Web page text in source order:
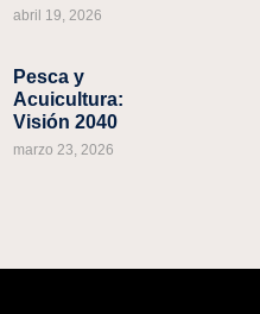
abril 19, 2026
Pesca y
Acuicultura:
Visión 2040
marzo 23, 2026